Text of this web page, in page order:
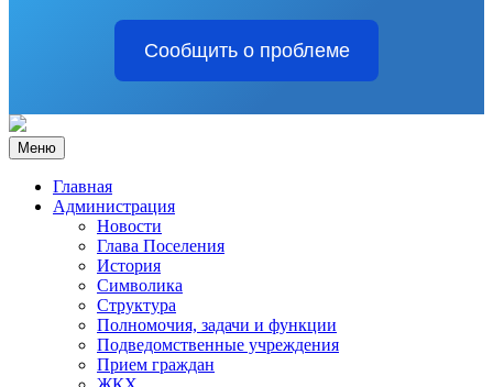
Сообщить о проблеме
Меню
Главная
Администрация
Новости
Глава Поселения
История
Символика
Структура
Полномочия, задачи и функции
Подведомственные учреждения
Прием граждан